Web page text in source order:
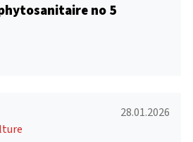
no 5
28.01.2026